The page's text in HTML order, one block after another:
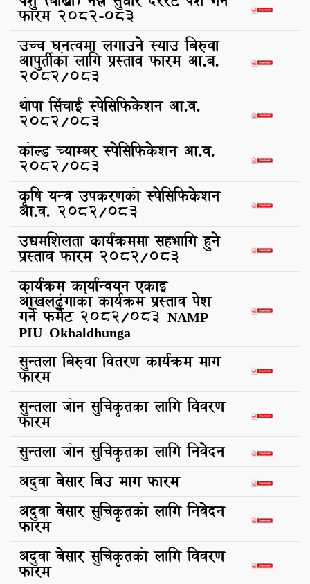
फारम 2082-083
उच्च घनत्वमा लगाउने स्याउ बिरुवा
आपुर्तीको लागि प्रस्ताव फारम आ.ब.
2082/083
थोपा सिंचाई स्पेसिफिकेशन आ.व.
२०८२/०८३
कोल्ड च्याम्बर स्पेसिफिकेशन आ.व.
२०८२/०८३
कृषि यन्त्र उपकरणको स्पेसिफिकेशन
आ.व. २०८२/०८३
उद्यमशिलता कार्यक्रममा सहभागि हुने
प्रस्ताव फारम 2082/083
कार्यक्रम कार्यान्वयन एकाइ
ओखलढुंगाको कार्यक्रम प्रस्ताव पेश
गर्ने फर्मेट 2082/083 NAMP
PIU Okhaldhunga
सुन्तला बिरुवा वितरण कार्यक्रम माग
फारम
सुन्तला जोन सुचिकृतका लागि विवरण
फारम
सुन्तला जोन सुचिकृतका लागि निवेदन
अदुवा बेसार बिउ माग फारम
अदुवा बेसार सुचिकृतको लागि निवेदन
फारम
अदुवा बेसार सुचिकृतको लागि विवरण
फारम